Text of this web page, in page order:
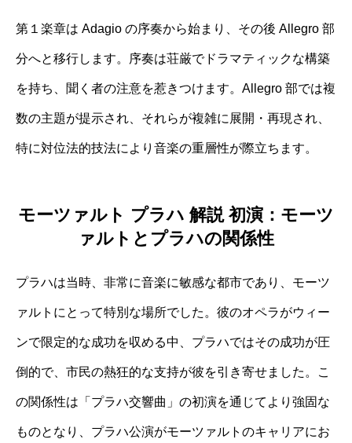
第１楽章は Adagio の序奏から始まり、その後 Allegro 部
分へと移行します。序奏は荘厳でドラマティックな構築
を持ち、聞く者の注意を惹きつけます。Allegro 部では複
数の主題が提示され、それらが複雑に展開・再現され、
特に対位法的技法により音楽の重層性が際立ちます。
モーツァルト プラハ 解説 初演：モーツ
ァルトとプラハの関係性
プラハは当時、非常に音楽に敏感な都市であり、モーツ
ァルトにとって特別な場所でした。彼のオペラがウィー
ンで限定的な成功を収める中、プラハではその成功が圧
倒的で、市民の熱狂的な支持が彼を引き寄せました。こ
の関係性は「プラハ交響曲」の初演を通じてより強固な
ものとなり、プラハ公演がモーツァルトのキャリアにお